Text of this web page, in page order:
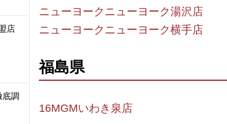
店
底調
ニューヨークニューヨーク湯沢店
ニューヨークニューヨーク横手店
福島県
16MGMいわき泉店